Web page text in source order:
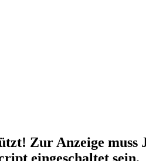
Zur Anzeige muss
eingeschaltet sein.